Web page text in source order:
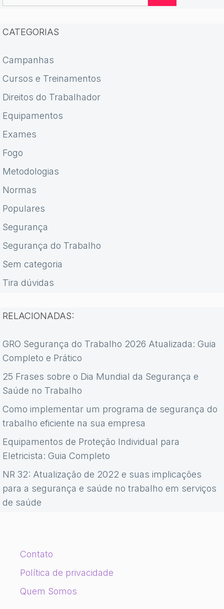
CATEGORIAS
Campanhas
Cursos e Treinamentos
Direitos do Trabalhador
Equipamentos
Exames
Fogo
Metodologias
Normas
Populares
Segurança
Segurança do Trabalho
Sem categoria
Tira dúvidas
RELACIONADAS:
GRO Segurança do Trabalho 2026 Atualizada: Guia
Completo e Prático
25 Frases sobre o Dia Mundial da Segurança e
Saúde no Trabalho
Como implementar um programa de segurança do
trabalho eficiente na sua empresa
Equipamentos de Proteção Individual para
Eletricista: Guia Completo
NR 32: Atualização de 2022 e suas implicações
para a segurança e saúde no trabalho em serviços
de saúde
Contato
Política de privacidade
Quem Somos